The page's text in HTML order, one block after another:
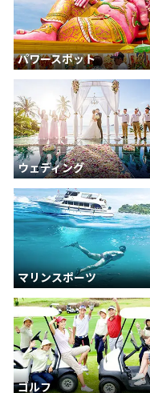
パワースポット
ウェディング
マリンスポーツ
ゴルフ